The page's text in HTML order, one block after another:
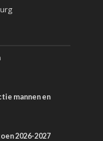
mannen en
2026-2027